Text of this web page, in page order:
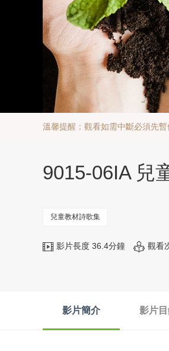
溫馨提醒：觀看如需中斷必須先暫
9015-06IA 兒
兒童教材詩歌集
影片長度 36.4分鐘 觀看
影片簡介 影片